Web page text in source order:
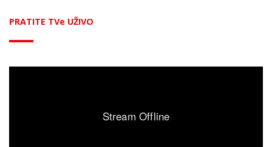
PRATITE TVe UŽIVO